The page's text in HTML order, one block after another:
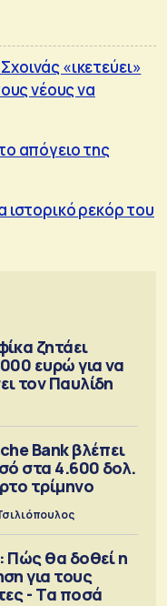
«ικετεύει»
νέους να
απόγειο της
ιστορικό ρεκόρ του
ζητάει
ευρώ για να
τον Παυλίδη
Bank βλέπει
στα 4.600 δολ.
τρίμηνο
Πώς θα δοθεί η
για τους
- Τα ποσά